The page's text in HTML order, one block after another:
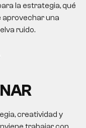
la estrategia, qué
aprovechar una
ruido.
creatividad y